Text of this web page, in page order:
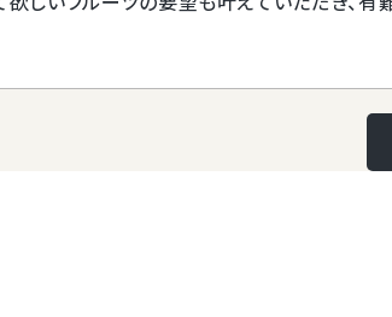
フルーツセットは様々な場
より相応しい内容でお届け